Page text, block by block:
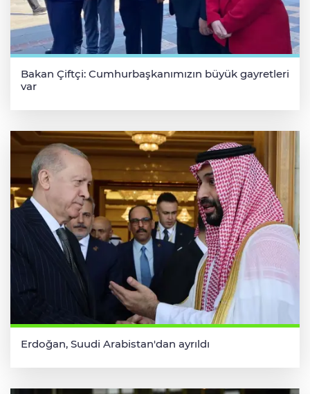
Bakan Çiftçi: Cumhurbaşkanımızın büyük gayretleri
var
Erdoğan, Suudi Arabistan'dan ayrıldı